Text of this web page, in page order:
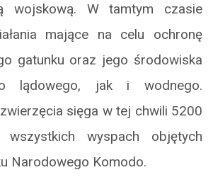
wojskową. W tamtym czasie
mające na celu ochronę
gatunku oraz jego środowiska
lądowego, jak i wodnego.
sięga w tej chwili 5200
wyspach objętych
Narodowego Komodo.